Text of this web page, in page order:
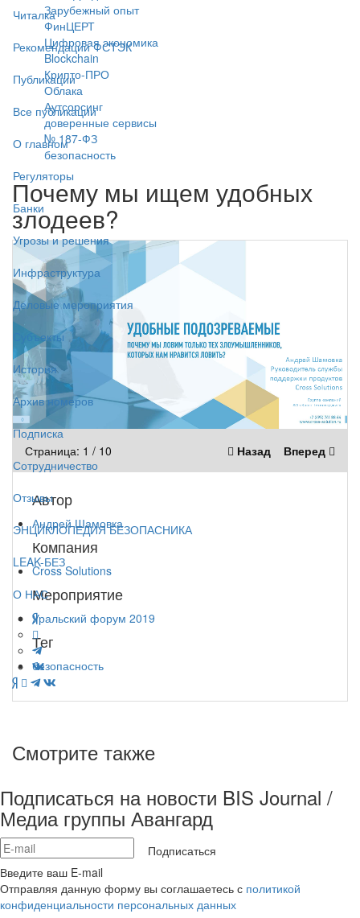
Читалка
Рекомендации ФСТЭК
Публикации
Все публикации
О главном
Регуляторы
Банки
Угрозы и решения
Инфраструктура
Деловые мероприятия
Субъекты
История
Архив номеров
Подписка
Сотрудничество
Отзывы
ЭНЦИКЛОПЕДИЯ БЕЗОПАСНИКА
LEAK-БЕЗ
О НАС
Зарубежный опыт
ФинЦЕРТ
Цифровая экономика
Blockchain
Крипто-ПРО
Облака
Аутсорсинг
доверенные сервисы
№ 187-ФЗ
безопасность
Почему мы ищем удобных
злодеев?
Страница: 1 / 10 Вперед
Назад
Автор
Андрей Шамовка
Компания
Cross Solutions
Мероприятие
Уральский форум 2019
Тег
безопасность
Смотрите также
Подписаться на новости BIS Journal /
Медиа группы Авангард
Подписаться
Введите ваш E-mail
Отправляя данную форму вы соглашаетесь с политикой
конфиденциальности персональных данных